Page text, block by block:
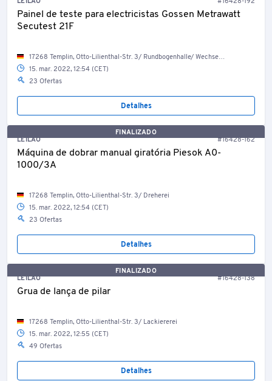
Painel de teste para electricistas Gossen Metrawatt
Secutest 21F
17268 Templin, Otto-Lilienthal-Str. 3/ Rundbogenhalle/ Wechselrichterraum
15. mar. 2022, 12:54 (CET)
23 Ofertas
Detalhes
FINALIZADO
LEILÃO
#16428-162
Máquina de dobrar manual giratória Piesok A0-
1000/3A
17268 Templin, Otto-Lilienthal-Str. 3/ Dreherei
15. mar. 2022, 12:54 (CET)
23 Ofertas
Detalhes
FINALIZADO
LEILÃO
#16428-138
Grua de lança de pilar
17268 Templin, Otto-Lilienthal-Str. 3/ Lackiererei
15. mar. 2022, 12:55 (CET)
49 Ofertas
Detalhes